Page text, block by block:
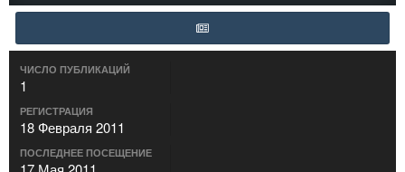
ЧИСЛО ПУБЛИКАЦИЙ
1
РЕГИСТРАЦИЯ
18 Февраля 2011
ПОСЛЕДНЕЕ ПОСЕЩЕНИЕ